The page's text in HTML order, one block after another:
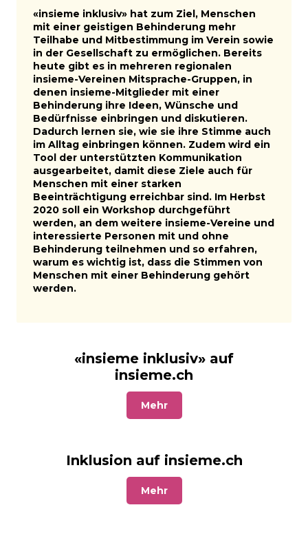
«insieme inklusiv» hat zum Ziel, Menschen
mit einer geistigen Behinderung mehr
Teilhabe und Mitbestimmung im Verein sowie
in der Gesellschaft zu ermöglichen. Bereits
heute gibt es in mehreren regionalen
insieme-Vereinen Mitsprache-Gruppen, in
denen insieme-Mitglieder mit einer
Behinderung ihre Ideen, Wünsche und
Bedürfnisse einbringen und diskutieren.
Dadurch lernen sie, wie sie ihre Stimme auch
im Alltag einbringen können. Zudem wird ein
Tool der unterstützten Kommunikation
ausgearbeitet, damit diese Ziele auch für
Menschen mit einer starken
Beeinträchtigung erreichbar sind. Im Herbst
2020 soll ein Workshop durchgeführt
werden, an dem weitere insieme-Vereine und
interessierte Personen mit und ohne
Behinderung teilnehmen und so erfahren,
warum es wichtig ist, dass die Stimmen von
Menschen mit einer Behinderung gehört
werden.
«insieme inklusiv» auf
insieme.ch
Mehr
Inklusion auf insieme.ch
Mehr